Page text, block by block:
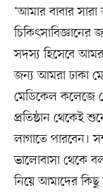
‘আমার বাবার
সদস্য হিসেবে
জন্য আমরা ঢাকা
মেডিকেল কলেজে
প্রতিষ্ঠান থেকেই
লাগাতে পারবেন।
ভালোবাসা থেকে
নিয়ে আমাদের কিছু